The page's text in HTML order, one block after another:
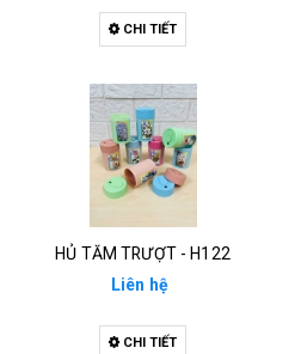
CHI TIẾT
HỦ TĂM TRƯỢT - H122
Liên hệ
CHI TIẾT